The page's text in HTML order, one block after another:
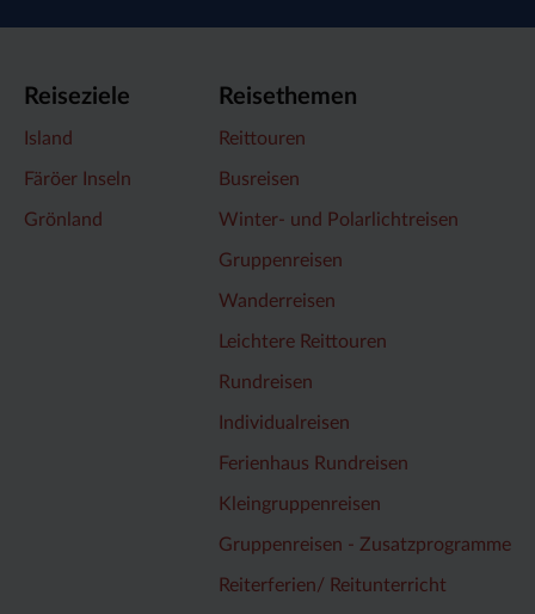
Reiseziele
Island
Färöer Inseln
Grönland
Reisethemen
Reittouren
Busreisen
Winter- und Polarlichtreisen
Gruppenreisen
Wanderreisen
Leichtere Reittouren
Rundreisen
Individualreisen
Ferienhaus Rundreisen
Kleingruppenreisen
Gruppenreisen - Zusatzprogramme
Reiterferien/ Reitunterricht